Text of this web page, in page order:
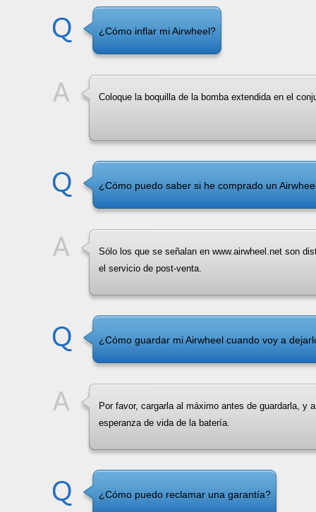
¿Cómo inflar mi Airwheel?
Coloque la boquilla de la bomba extendida en el
¿Cómo puedo saber si he comprado un
Sólo los que se señalan en www.airwheel.net son
el servicio de post-venta.
¿Cómo guardar mi Airwheel cuando voy a
Por favor, cargarla al máximo antes de guardarla, y
esperanza de vida de la batería.
¿Cómo puedo reclamar una garantía?